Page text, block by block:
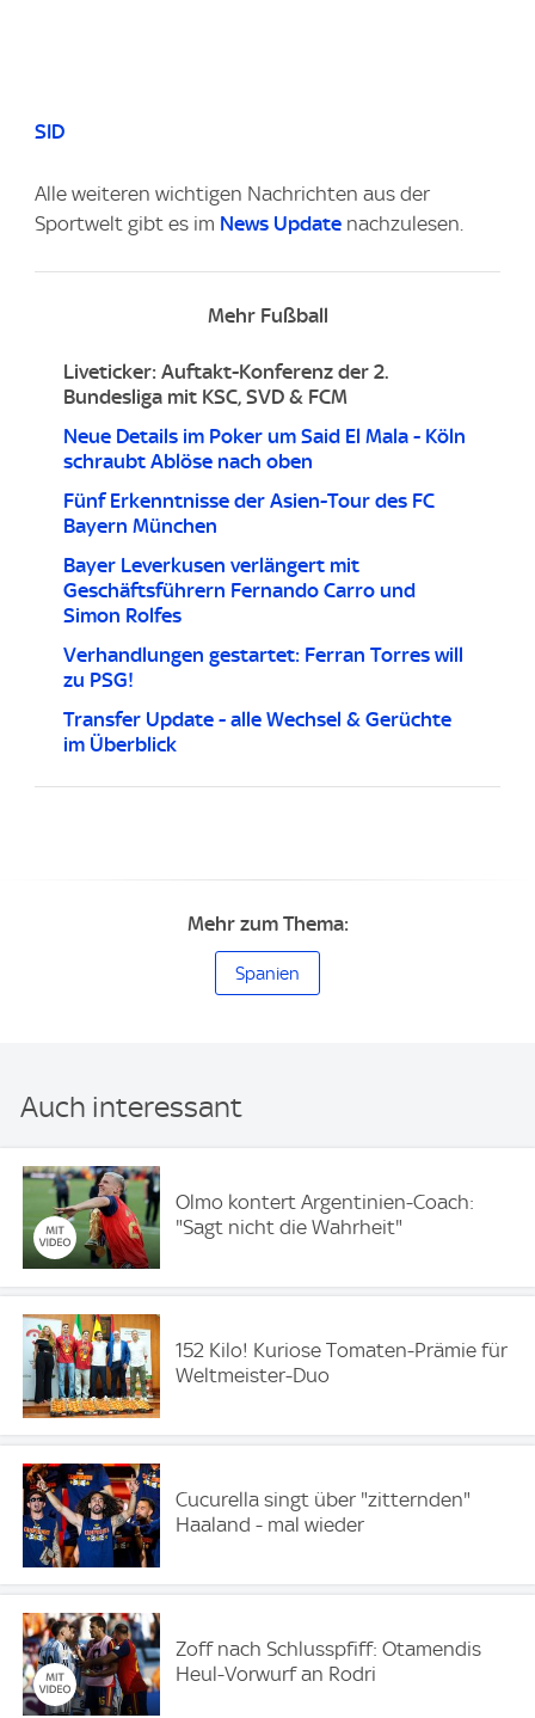
SID
Alle weiteren wichtigen Nachrichten aus der
Sportwelt gibt es im News Update nachzulesen.
Mehr Fußball
Liveticker: Auftakt-Konferenz der 2.
Bundesliga mit KSC, SVD & FCM
Neue Details im Poker um Said El Mala - Köln
schraubt Ablöse nach oben
Fünf Erkenntnisse der Asien-Tour des FC
Bayern München
Bayer Leverkusen verlängert mit
Geschäftsführern Fernando Carro und
Simon Rolfes
Verhandlungen gestartet: Ferran Torres will
zu PSG!
Transfer Update - alle Wechsel & Gerüchte
im Überblick
Mehr zum Thema:
Spanien
Auch interessant
Olmo kontert Argentinien-Coach:
"Sagt nicht die Wahrheit"
152 Kilo! Kuriose Tomaten-Prämie für
Weltmeister-Duo
Cucurella singt über "zitternden"
Haaland - mal wieder
Zoff nach Schlusspfiff: Otamendis
Heul-Vorwurf an Rodri